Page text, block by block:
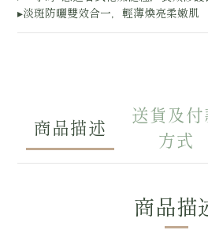
▸淡斑防曬雙效合一，輕薄煥亮柔嫩肌
商品描述
送貨及付
方式
商品描